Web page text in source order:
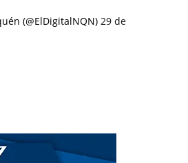
(@ElDigitalNQN) 29 de